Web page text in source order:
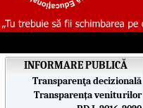
INFORMARE PUBLICĂ
Transparenţa decizională
Transparența veniturilor